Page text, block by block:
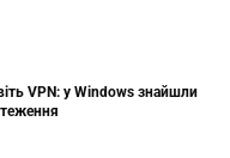
VPN: у Windows знайшли